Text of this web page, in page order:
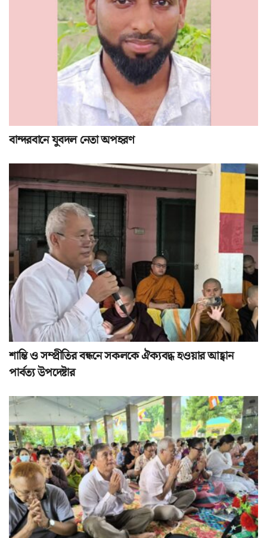
বান্দরবানে যুবদল নেতা অপহরণ
শান্তি ও সম্প্রীতির বন্ধনে সকলকে ঐক্যবদ্ধ হওয়ার আহ্বান
পার্বত্য উপদেষ্টার